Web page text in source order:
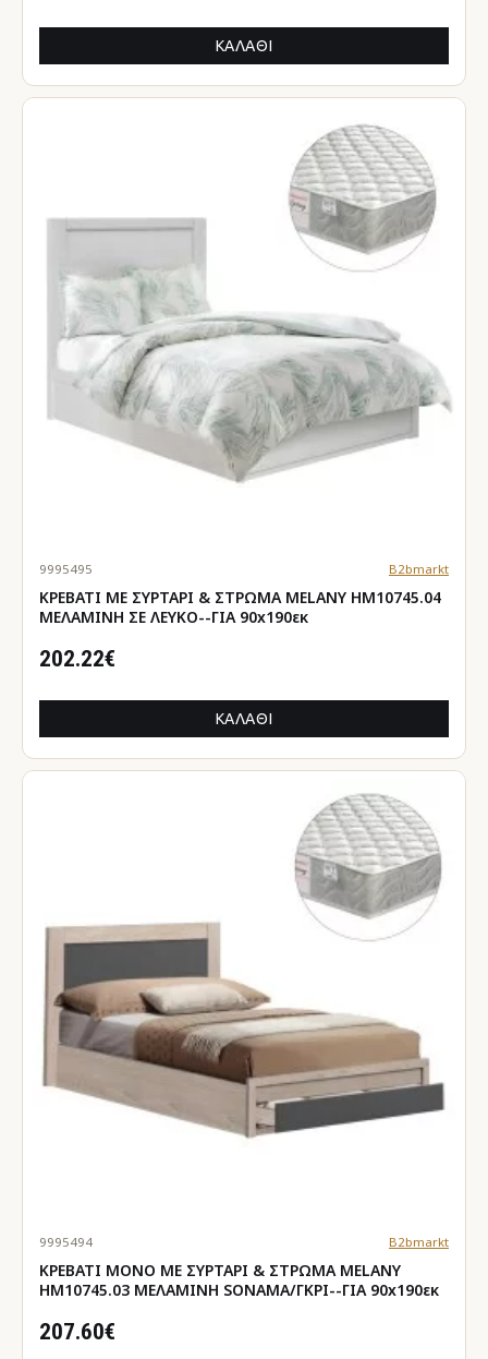
ΚΑΛΆΘΙ
9995495 B2bmarkt
ΚΡΕΒΑΤΙ ΜΕ ΣΥΡΤΑΡΙ & ΣΤΡΩΜΑ MELANY HM10745.04
ΜΕΛΑΜΙΝΗ ΣΕ ΛΕΥΚΟ--ΓΙΑ 90x190εκ
202.22€
ΚΑΛΆΘΙ
9995494 B2bmarkt
ΚΡΕΒΑΤΙ ΜΟΝΟ ΜΕ ΣΥΡΤΑΡΙ & ΣΤΡΩΜΑ MELANY
HM10745.03 ΜΕΛΑΜΙΝΗ SONAMA/ΓΚΡΙ--ΓΙΑ 90x190εκ
207.60€